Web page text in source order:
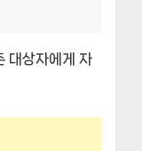
대상자에게 자